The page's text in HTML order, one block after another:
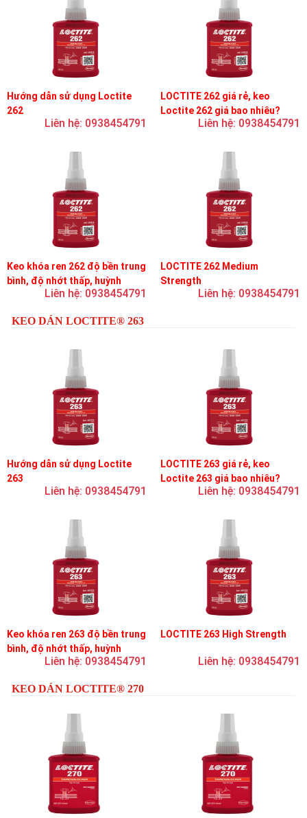
Hướng dẫn sử dụng Loctite
262
Liên hệ: 0938454791
LOCTITE 262 giá rẻ, keo
Loctite 262 giá bao nhiêu?
Liên hệ: 0938454791
Keo khóa ren 262 độ bền trung
bình, độ nhớt thấp, huỳnh
Liên hệ: 0938454791
LOCTITE 262 Medium
Strength
Liên hệ: 0938454791
KEO DÁN LOCTITE® 263
Hướng dẫn sử dụng Loctite
263
Liên hệ: 0938454791
LOCTITE 263 giá rẻ, keo
Loctite 263 giá bao nhiêu?
Liên hệ: 0938454791
Keo khóa ren 263 độ bền trung
bình, độ nhớt thấp, huỳnh
Liên hệ: 0938454791
LOCTITE 263 High Strength
Liên hệ: 0938454791
KEO DÁN LOCTITE® 270